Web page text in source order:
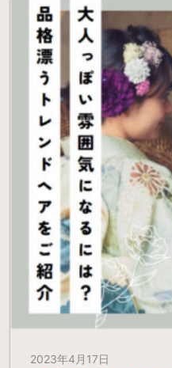
2023年4月17日